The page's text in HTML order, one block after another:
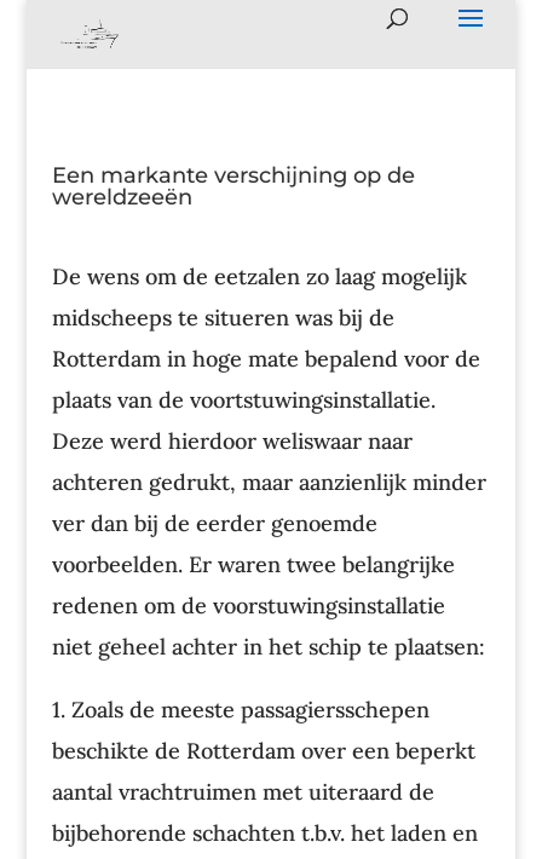
Een markante verschijning op de
wereldzeeën
De wens om de eetzalen zo laag mogelijk
midscheeps te situeren was bij de
Rotterdam in hoge mate bepalend voor de
plaats van de voortstuwingsinstallatie.
Deze werd hierdoor weliswaar naar
achteren gedrukt, maar aanzienlijk minder
ver dan bij de eerder genoemde
voorbeelden. Er waren twee belangrijke
redenen om de voorstuwingsinstallatie
niet geheel achter in het schip te plaatsen:
1. Zoals de meeste passagiersschepen
beschikte de Rotterdam over een beperkt
aantal vrachtruimen met uiteraard de
bijbehorende schachten t.b.v. het laden en